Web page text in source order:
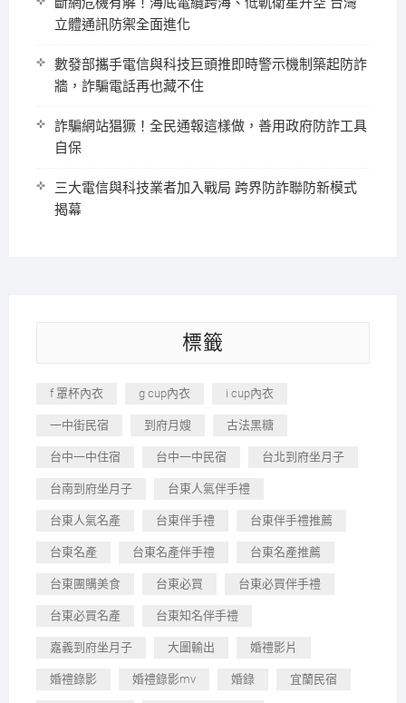
立體通訊防禦全面進化
數發部攜手電信與科技巨頭推即時警示機制築起防詐
牆，詐騙電話再也藏不住
詐騙網站猖獗！全民通報這樣做，善用政府防詐工具
自保
三大電信與科技業者加入戰局 跨界防詐聯防新模式
揭幕
標籤
f 罩杯內衣 g cup內衣 i cup內衣
一中街民宿 到府月嫂 古法黑糖
台中一中住宿 台中一中民宿 台北到府坐月子
台南到府坐月子 台東人氣伴手禮
台東人氣名產 台東伴手禮 台東伴手禮推薦
台東名產 台東名產伴手禮 台東名產推薦
台東團購美食 台東必買 台東必買伴手禮
台東必買名產 台東知名伴手禮
嘉義到府坐月子 大圖輸出 婚禮影片
婚禮錄影 婚禮錄影mv 婚錄 宜蘭民宿